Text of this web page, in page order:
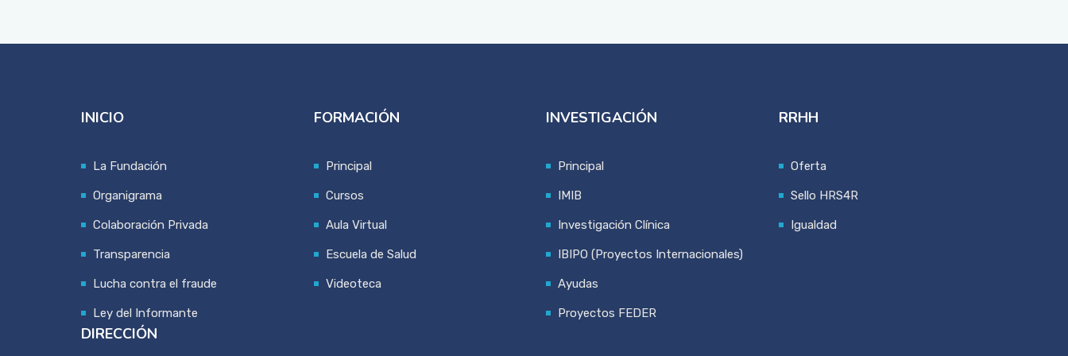
INICIO
La Fundación
Organigrama
Colaboración Privada
Transparencia
Lucha contra el fraude
Ley del Informante
FORMACIÓN
Principal
Cursos
Aula Virtual
Escuela de Salud
Videoteca
INVESTIGACIÓN
Principal
IMIB
Investigación Clínica
IBIPO (Proyectos Internacionales)
Ayudas
Proyectos FEDER
RRHH
Oferta
Sello HRS4R
Igualdad
DIRECCIÓN